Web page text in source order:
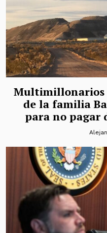
Multimillonarios
de la familia
para no pagar